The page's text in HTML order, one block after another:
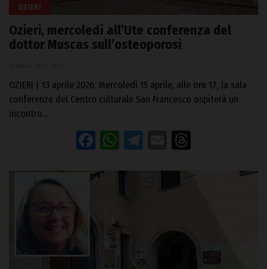
OZIERI
Ozieri, mercoledì all’Ute conferenza del
dottor Muscas sull’osteoporosi
OZIERI | 13 aprile 2026. Mercoledì 15 aprile, alle ore 17, la sala
conferenze del Centro culturale San Francesco ospiterà un
incontro…
Facebook
WhatsApp
Telegram
Email